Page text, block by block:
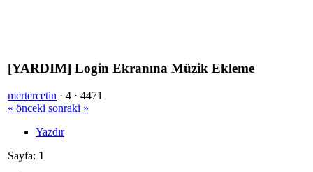
[YARDIM] Login Ekranına Müzik Ekleme
mertercetin · 4 · 4471
« önceki sonraki »
Yazdır
Sayfa: 1